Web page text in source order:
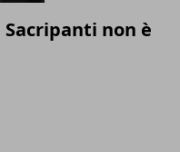
non è